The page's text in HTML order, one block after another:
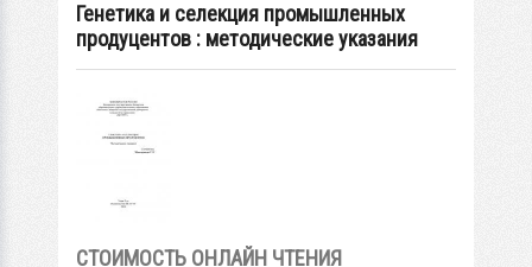
Генетика и селекция промышленных
продуцентов : методические указания
СТОИМОСТЬ ОНЛАЙН ЧТЕНИЯ